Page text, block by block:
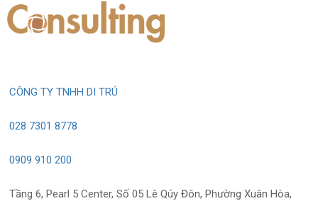
CÔNG TY TNHH DI TRÚ
028 7301 8778
0909 910 200
Tầng 6, Pearl 5 Center, Số 05 Lê Qúy Đôn, Phường Xuân Hòa,